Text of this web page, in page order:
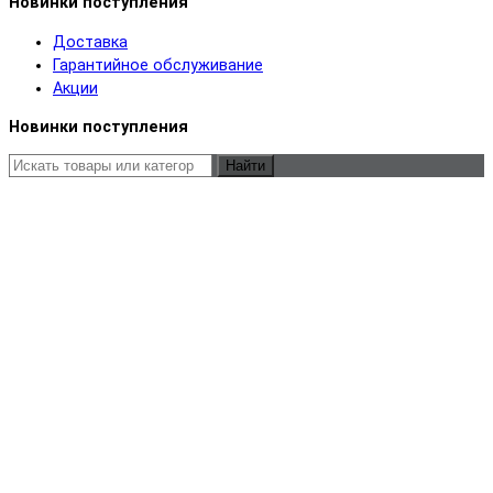
Доставка
Гарантийное обслуживание
Акции
Новинки поступления
Найти